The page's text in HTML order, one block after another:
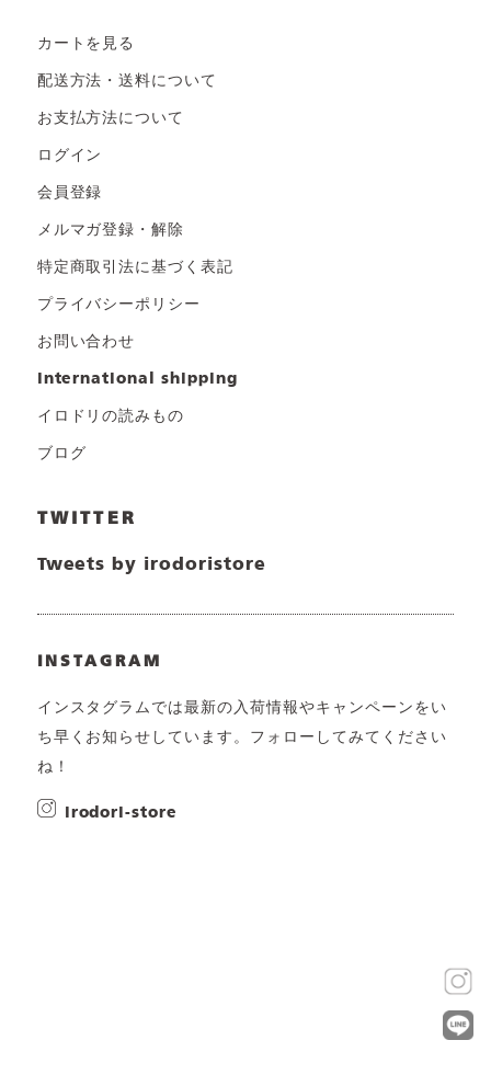
カートを見る
配送方法・送料について
お支払方法について
ログイン
会員登録
メルマガ登録・解除
特定商取引法に基づく表記
プライバシーポリシー
お問い合わせ
international shipping
イロドリの読みもの
ブログ
TWITTER
Tweets by irodoristore
INSTAGRAM
インスタグラムでは最新の入荷情報やキャンペーンをい
ち早くお知らせしています。フォローしてみてください
ね！
irodori-store